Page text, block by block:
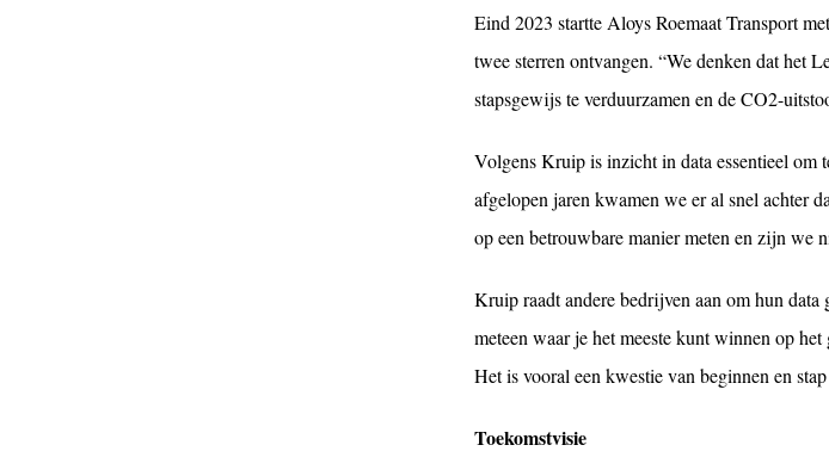
Eind 2023 startte Aloys Roemaat Transport
twee sterren ontvangen. “We denken dat het
stapsgewijs te verduurzamen en de CO2-
Volgens Kruip is inzicht in data essentieel om
afgelopen jaren kwamen we er al snel achter
op een betrouwbare manier meten en zijn we
Kruip raadt andere bedrijven aan om hun
meteen waar je het meeste kunt winnen op
Het is vooral een kwestie van beginnen en
Toekomstvisie